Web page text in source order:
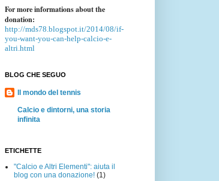
For more informations about the
donation:
http://mds78.blogspot.it/2014/08/if-
you-want-you-can-help-calcio-e-
altri.html
BLOG CHE SEGUO
Il mondo del tennis
Calcio e dintorni, una storia
infinita
ETICHETTE
"Calcio e Altri Elementi": aiuta il
blog con una donazione! (1)